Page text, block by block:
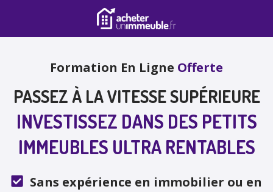
Formation En Ligne Offerte
PASSEZ À LA VITESSE SUPÉRIEURE
INVESTISSEZ DANS DES PETITS
IMMEUBLES ULTRA RENTABLES
Sans expérience en immobilier ou en